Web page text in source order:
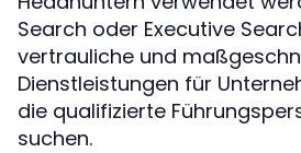
Search oder Executive
vertrauliche und
Dienstleistungen für
die qualifizierte
suchen.